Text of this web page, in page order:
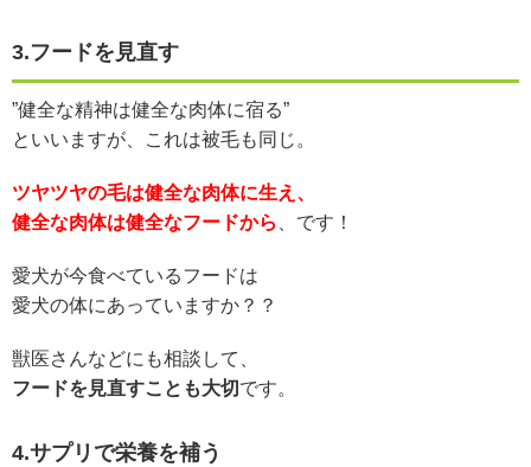
3.フードを見直す
”健全な精神は健全な肉体に宿る”
といいますが、これは被毛も同じ。
ツヤツヤの毛は健全な肉体に生え、
健全な肉体は健全なフードから
、です！
愛犬が今食べているフードは
愛犬の体にあっていますか？？
獣医さんなどにも相談して、
フードを見直すことも大切 です。
4.サプリで栄養を補う